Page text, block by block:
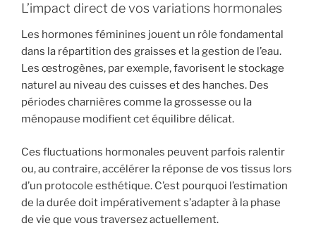
L’impact direct de vos variations hormonales
Les hormones féminines jouent un rôle fondamental
dans la répartition des graisses et la gestion de l’eau.
Les œstrogènes, par exemple, favorisent le stockage
naturel au niveau des cuisses et des hanches. Des
périodes charnières comme la grossesse ou la
ménopause modifient cet équilibre délicat.
Ces fluctuations hormonales peuvent parfois ralentir
ou, au contraire, accélérer la réponse de vos tissus lors
d’un protocole esthétique. C’est pourquoi l’estimation
de la durée doit impérativement s’adapter à la phase
de vie que vous traversez actuellement.